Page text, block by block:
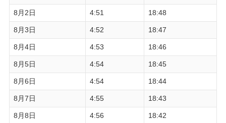
8月2日 4:51 18:48
8月3日 4:52 18:47
8月4日 4:53 18:46
8月5日 4:54 18:45
8月6日 4:54 18:44
8月7日 4:55 18:43
8月8日 4:56 18:42